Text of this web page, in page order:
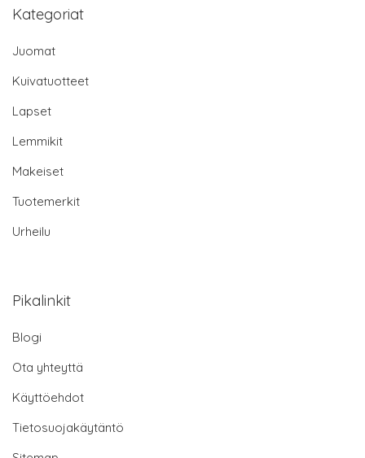
Kategoriat
Juomat
Kuivatuotteet
Lapset
Lemmikit
Makeiset
Tuotemerkit
Urheilu
Pikalinkit
Blogi
Ota yhteyttä
Käyttöehdot
Tietosuojakäytäntö